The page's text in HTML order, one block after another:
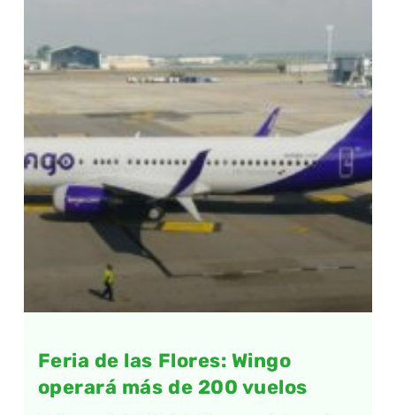
Feria de las Flores: Wingo
operará más de 200 vuelos